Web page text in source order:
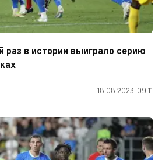
раз в истории выиграло серию
18.08.2023, 09:11